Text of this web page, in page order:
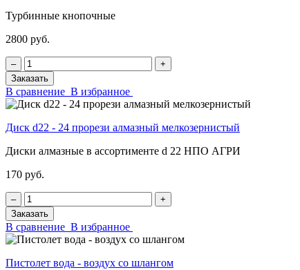
Турбинные кнопочные
2800 руб.
‒
+
Заказать
В сравнение В избранное
Диск d22 - 24 прорези алмазный мелкозернистый
Диски алмазные в ассортименте d 22 НПО АГРИ
170 руб.
‒
+
Заказать
В сравнение В избранное
Пистолет вода - воздух со шлангом